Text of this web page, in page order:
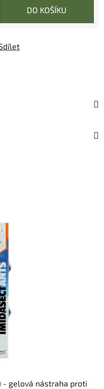
DO KOŠÍKU
- gelová nástraha proti